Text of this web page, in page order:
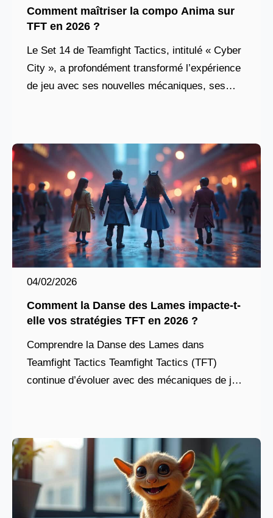
Comment maîtriser la compo Anima sur
TFT en 2026 ?
Le Set 14 de Teamfight Tactics, intitulé « Cyber
City », a profondément transformé l’expérience
de jeu avec ses nouvelles mécaniques, ses
04/02/2026
Comment la Danse des Lames impacte-t-
elle vos stratégies TFT en 2026 ?
Comprendre la Danse des Lames dans
Teamfight Tactics Teamfight Tactics (TFT)
continue d’évoluer avec des mécaniques de jeu